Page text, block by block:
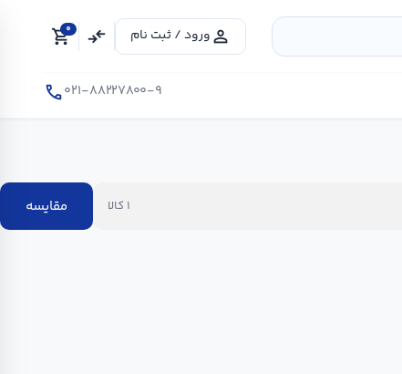
personورود / ثبت نام compare_arrows
shopping_cart
0
۰۲۱-۸۸۲۲۷۸۰۰-۹call
۱ کالا مقایسه